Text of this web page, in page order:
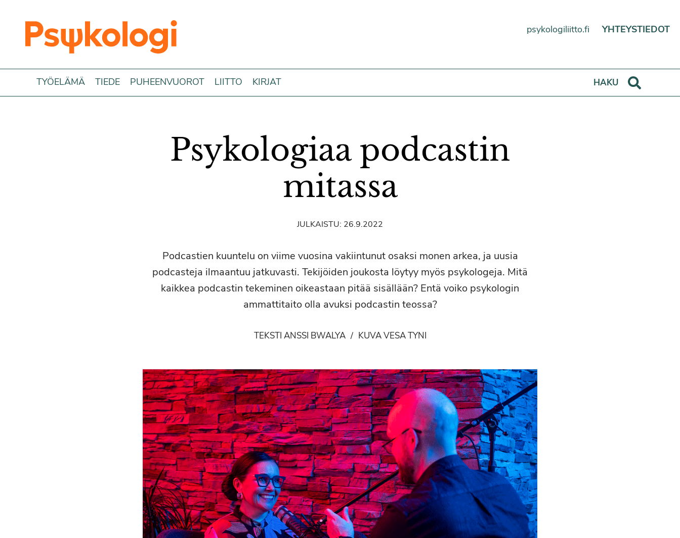
psykologiliitto.fi
YHTEYSTIEDOT
TYÖELÄMÄ TIEDE PUHEENVUOROT LIITTO KIRJAT
HAKU
Psykologiaa podcastin
mitassa
JULKAISTU: 26.9.2022
Podcastien kuuntelu on viime vuosina vakiintunut osaksi monen arkea, ja uusia
podcasteja ilmaantuu jatkuvasti. Tekijöiden joukosta löytyy myös psykologeja. Mitä
kaikkea podcastin tekeminen oikeastaan pitää sisällään? Entä voiko psykologin
ammattitaito olla avuksi podcastin teossa?
TEKSTI ANSSI BWALYA / KUVA VESA TYNI